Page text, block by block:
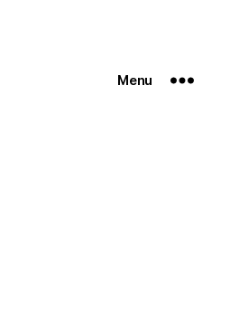
Menu